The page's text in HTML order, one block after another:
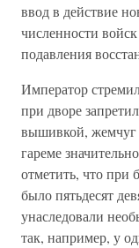
ввод в действие
численности
подавления
Император
при дворе
вышивкой, жемчуг
гареме
отметить, что при
было пятьдесят
унаследовали
так, например, у